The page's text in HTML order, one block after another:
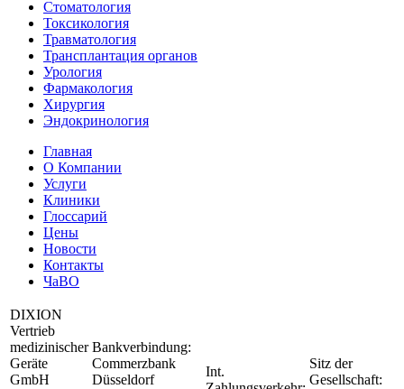
Стоматология
Токсикология
Травматология
Трансплантация органов
Урология
Фармакология
Хирургия
Эндокринология
Главная
О Компании
Услуги
Клиники
Глоссарий
Цены
Новости
Контакты
ЧаВО
DIXION
Vertrieb
medizinischer
Geräte
GmbH
Bankverbindung:
Commerzbank
Düsseldorf
Int.
Sitz der
Gesellschaft: